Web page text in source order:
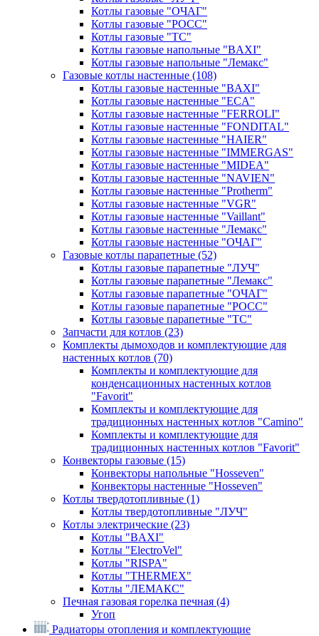
Котлы газовые "ОЧАГ"
Котлы газовые "РОСС"
Котлы газовые "ТС"
Котлы газовые напольные "BAXI"
Котлы газовые напольные "Лемакс"
Газовые котлы настенные (108)
Котлы газовые настенные "BAXI"
Котлы газовые настенные "ECA"
Котлы газовые настенные "FERROLI"
Котлы газовые настенные "FONDITAL"
Котлы газовые настенные "HAIER"
Котлы газовые настенные "IMMERGAS"
Котлы газовые настенные "MIDEA"
Котлы газовые настенные "NAVIEN"
Котлы газовые настенные "Protherm"
Котлы газовые настенные "VGR"
Котлы газовые настенные "Vaillant"
Котлы газовые настенные "Лемакс"
Котлы газовые настенные "ОЧАГ"
Газовые котлы парапетные (52)
Котлы газовые парапетные "ЛУЧ"
Котлы газовые парапетные "Лемакс"
Котлы газовые парапетные "ОЧАГ"
Котлы газовые парапетные "РОСС"
Котлы газовые парапетные "ТС"
Запчасти для котлов (23)
Комплекты дымоходов и комплектующие для
настенных котлов (70)
Комплекты и комплектующие для
конденсационных настенных котлов
"Favorit"
Комплекты и комплектующие для
традиционных настенных котлов "Camino"
Комплекты и комплектующие для
традиционных настенных котлов "Favorit"
Конвекторы газовые (15)
Конвекторы напольные "Hosseven"
Конвекторы настенные "Hosseven"
Котлы твердотопливные (1)
Котлы твердотопливные "ЛУЧ"
Котлы электрические (23)
Котлы "BAXI"
Котлы "ElectroVel"
Котлы "RISPA"
Котлы "THERMEX"
Котлы "ЛЕМАКС"
Печная газовая горелка печная (4)
Угоп
Радиаторы отопления и комплектующие